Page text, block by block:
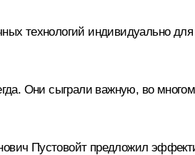
технологий индивидуально
Они сыграли важную, во
Пустовойт предложил